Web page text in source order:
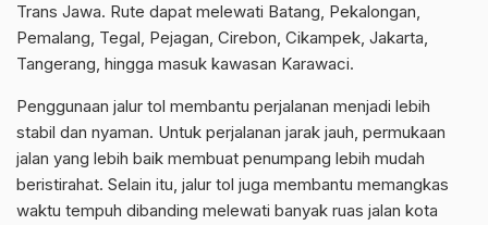
Trans Jawa. Rute dapat melewati Batang, Pekalongan,
Pemalang, Tegal, Pejagan, Cirebon, Cikampek, Jakarta,
Tangerang, hingga masuk kawasan Karawaci.
Penggunaan jalur tol membantu perjalanan menjadi lebih
stabil dan nyaman. Untuk perjalanan jarak jauh, permukaan
jalan yang lebih baik membuat penumpang lebih mudah
beristirahat. Selain itu, jalur tol juga membantu memangkas
waktu tempuh dibanding melewati banyak ruas jalan kota